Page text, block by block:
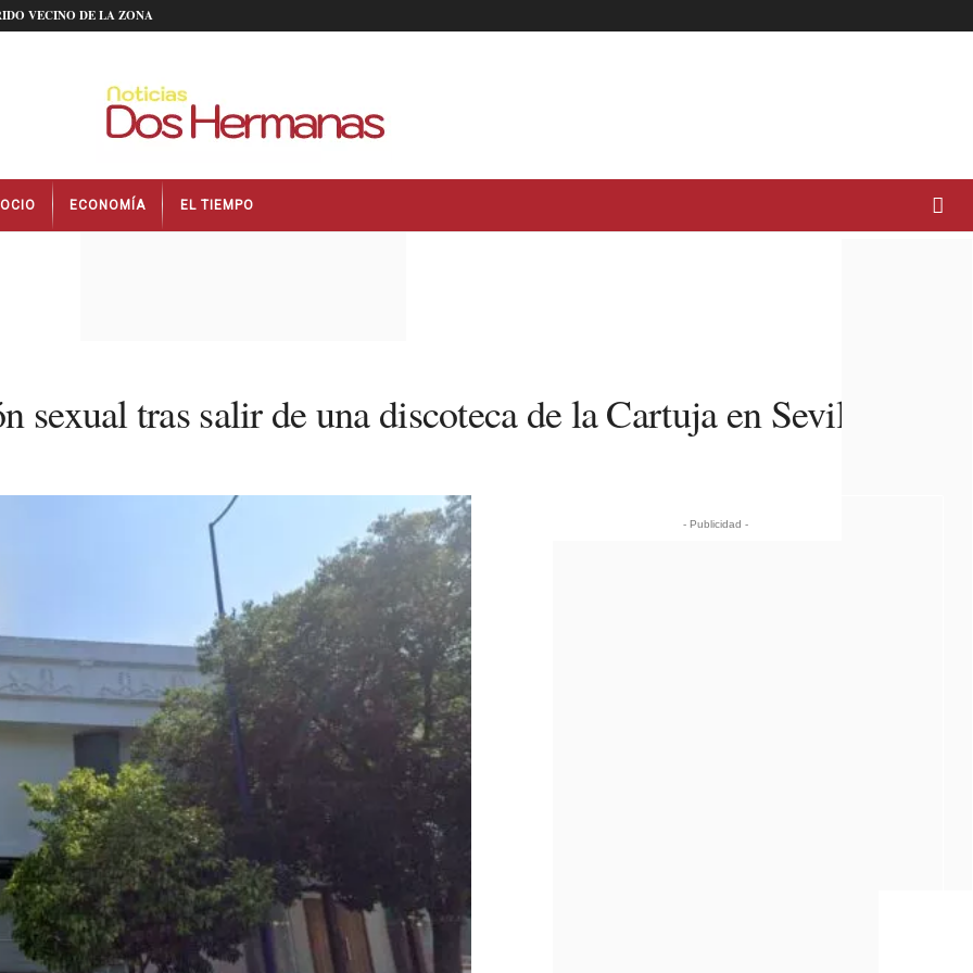
VECINO DE LA ZONA
OCIO ECONOMÍA EL TIEMPO
sexual tras salir de una discoteca de la Cartuja en Sevilla
- Publicidad -